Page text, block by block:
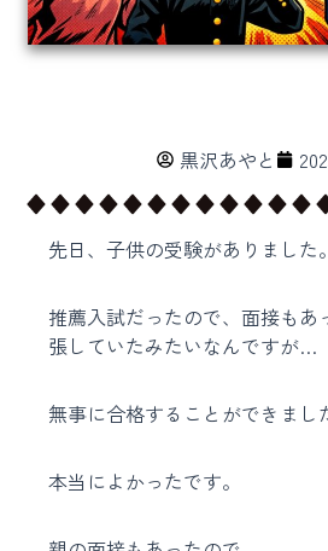
黒沢あやと
先日、子供の受験がありました。
推薦入試だったので、面接もあ
張していたみたいなんですが…
無事に合格することができまし
本当によかったです。